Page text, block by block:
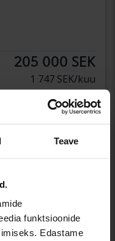
Teave
funktsioonide
Edastame
205 000 SEK
1 747 SEK/kuu
269 900 SEK